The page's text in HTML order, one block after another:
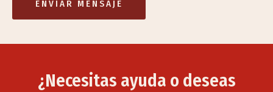
ENVIAR MENSAJE
¿Necesitas ayuda o deseas